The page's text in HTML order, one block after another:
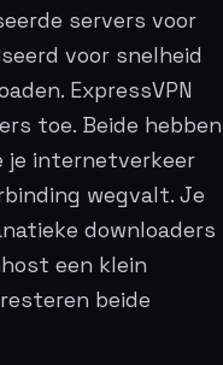
servers voor
voor snelheid
ExpressVPN
toe. Beide hebben
je internetverkeer
wegvalt. Je
downloaders
een klein
beide